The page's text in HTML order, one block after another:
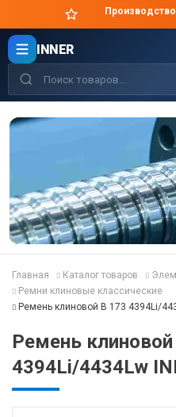
INNER
Главная Каталог товаров
Ремни клиновые классические
Ремень клиновой B 173 4394Li/
Ремень клиновой
4394Li/4434Lw